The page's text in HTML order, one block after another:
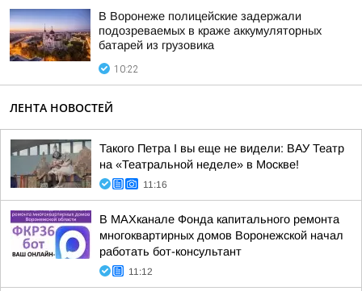
В Воронеже полицейские задержали
подозреваемых в краже аккумуляторных
батарей из грузовика
10:22
ЛЕНТА НОВОСТЕЙ
Такого Петра I вы еще не видели: ВАУ Театр
на «Театральной неделе» в Москве!
11:16
В МАХканале Фонда капитального ремонта
многоквартирных домов Воронежской начал
работать бот-консультант
11:12